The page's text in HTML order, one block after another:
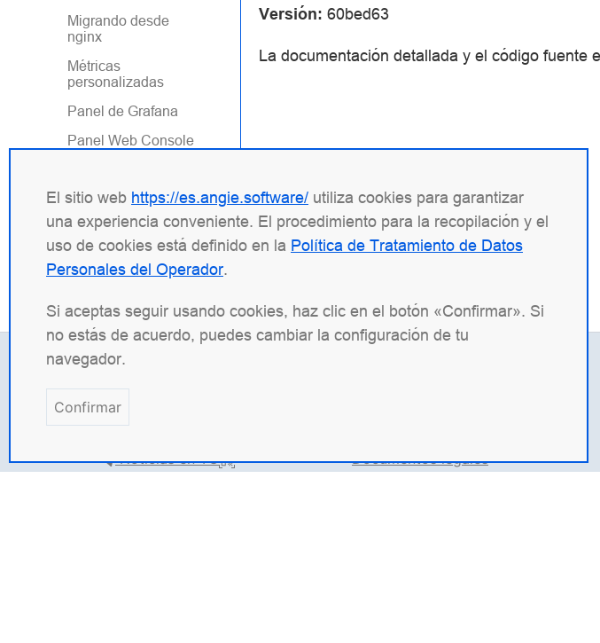
Migrando desde
nginx
Métricas
personalizadas
Panel de Grafana
Panel Web Console
Versión: 60bed63
La documentación detallada y el código fuente
El sitio web https://es.angie.software/ utiliza cookies para garantizar
una experiencia conveniente. El procedimiento para la recopilación y el
uso de cookies está definido en la Política de Tratamiento de Datos
Personales del Operador.
Si aceptas seguir usando cookies, haz clic en el botón «Confirmar». Si
no estás de acuerdo, puedes cambiar la configuración de tu
navegador.
Confirmar
Contactos
+7 (495) 120 50 33
Noticias en TG
Documentos legales